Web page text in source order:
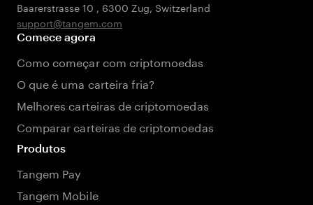
Baarerstrasse 10 , 6300 Zug, Switzerland
support@tangem.com
Comece agora
Como começar com criptomoedas
O que é uma carteira fria?
Melhores carteiras de criptomoedas
Comparar carteiras de criptomoedas
Produtos
Tangem Pay
Tangem Mobile